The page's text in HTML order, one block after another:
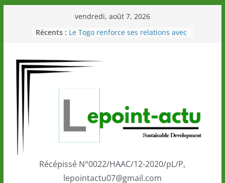
vendredi, août 7, 2026
Récents : Le Togo renforce ses relations avec
Éléphants en Côte d’Ivoire
LOTO DETENTE”, un nouveau tirage
marque de confiance au Togo sur
la scène internationale au-delà des
performances de ses athlètes
Togo: Que retenir de la politique
éducation et de l’ambition de
Récépissé N°0022/HAAC/12-2020/pL/P,
lepointactu07@gmail.com